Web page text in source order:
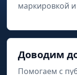
маркировкой
Доводим
Помогаем с